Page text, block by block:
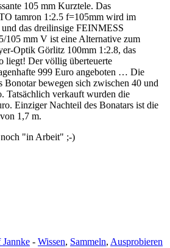
105 mm Kurztele. Das
tamron 1:2.5 f=105mm wird im
das dreilinsige FEINMESS
105 mm V ist eine Alternative zum
Optik Görlitz 100mm 1:2.8, das
liegt! Der völlig überteuerte
999 Euro angeboten … Die
Bonotar bewegen sich zwischen 40 und
Tatsächlich verkauft wurden die
Einziger Nachteil des Bonatars ist die
1,7 m.
noch "in Arbeit" ;-)
Jannke - Wissen, Sammeln, Ausprobieren